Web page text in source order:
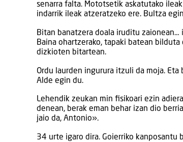
senarra falta. Mototsetik askatutako
indarrik ileak atzeratzeko ere. Bultza
Bitan banatzera doala iruditu zaionean…
Baina ohartzerako, tapaki batean
dizkioten bitartean.
Ordu laurden ingurura itzuli da moja.
Alde egin du.
Lehendik zeukan min fisikoari ezin
denean, berak eman behar izan dio
jaio da, Antonio».
34 urte igaro dira. Goierriko kanposantu